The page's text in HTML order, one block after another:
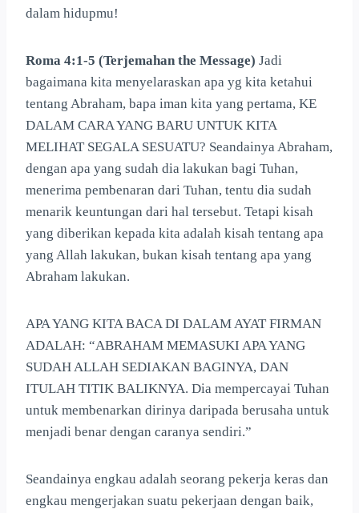
dalam hidupmu!
Roma 4:1-5 (Terjemahan the Message) Jadi
bagaimana kita menyelaraskan apa yg kita ketahui
tentang Abraham, bapa iman kita yang pertama, KE
DALAM CARA YANG BARU UNTUK KITA
MELIHAT SEGALA SESUATU? Seandainya Abraham,
dengan apa yang sudah dia lakukan bagi Tuhan,
menerima pembenaran dari Tuhan, tentu dia sudah
menarik keuntungan dari hal tersebut. Tetapi kisah
yang diberikan kepada kita adalah kisah tentang apa
yang Allah lakukan, bukan kisah tentang apa yang
Abraham lakukan.
APA YANG KITA BACA DI DALAM AYAT FIRMAN
ADALAH: “ABRAHAM MEMASUKI APA YANG
SUDAH ALLAH SEDIAKAN BAGINYA, DAN
ITULAH TITIK BALIKNYA. Dia mempercayai Tuhan
untuk membenarkan dirinya daripada berusaha untuk
menjadi benar dengan caranya sendiri.”
Seandainya engkau adalah seorang pekerja keras dan
engkau mengerjakan suatu pekerjaan dengan baik,